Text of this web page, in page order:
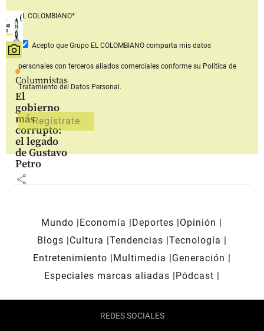
Columnistas
El
gobierno
más
corrupto:
el legado
de Gustavo
Petro
share
EL COLOMBIANO*
Acepto que Grupo EL COLOMBIANOcomparta mis datos
personales con terceros aliados comerciales conforme su Política de
Tratamiento del Datos Personal.
Mundo Economía Deportes
Opinión
Blogs
Cultura Tendencias Tecnología
Entretenimiento
Multimedia
Generación
Especiales marcas aliadas
Pódcast
REDES SOCIALES